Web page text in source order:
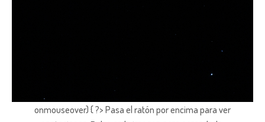
onmouseover) { ?> Pasa el ratón por encima para ver